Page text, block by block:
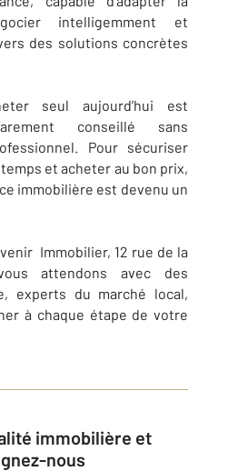
intelligemment et
des solutions concrètes
seul aujourd’hui est
conseillé sans
Pour sécuriser
et acheter au bon prix,
immobilière est devenu un
Immobilier, 12 rue de la
attendons avec des
experts du marché local,
à chaque étape de votre
nous